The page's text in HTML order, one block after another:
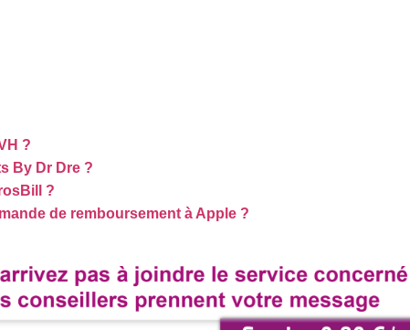
?
By Dr Dre ?
?
de remboursement à Apple ?